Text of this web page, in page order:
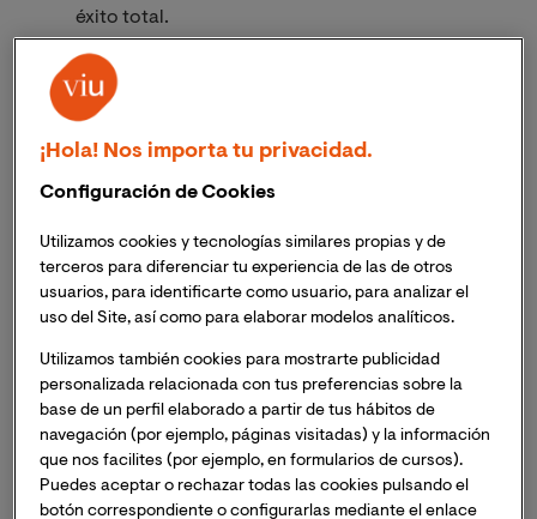
éxito total.
La gala, que homenajeó a los profesores y su
fortaleza, contó con la conducción de Roberto
Espinosa, Roser Batlle, Juan Antonio Simarro y
Bely Basarte, entre otros.
La 8ª edición de la gala de ¡Grandes Profes! ha
superado todas las previsiones reuniendo amás de
4.000 profesores de toda España, en una edición que
se ha celebradoonlinedebido a la situación socio
sanitaria provocada por el COVID 19.
El evento,organizado por Fundación ATRESMEDIA y
SANTILLANA con la colaboración de la Universidad
Internacional de Valencia
, se ha estructurado en
torno a la idea de lafortaleza, rindiendo homenaje a
¡Hola! Nos importa tu privacidad.
Configuración de Cookies
Utilizamos cookies y tecnologías similares propias y de
terceros para diferenciar tu experiencia de las de otros
usuarios, para identificarte como usuario, para analizar el
uso del Site, así como para elaborar modelos analíticos.
Utilizamos también cookies para mostrarte publicidad
personalizada relacionada con tus preferencias sobre la
base de un perfil elaborado a partir de tus hábitos de
navegación (por ejemplo, páginas visitadas) y la información
que nos facilites (por ejemplo, en formularios de cursos).
Puedes aceptar o rechazar todas las cookies pulsando el
botón correspondiente o configurarlas mediante el enlace